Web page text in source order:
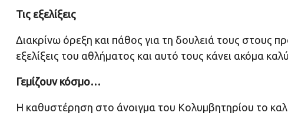
Τις εξελίξεις
Διακρίνω όρεξη και πάθος για τη δουλειά τους στους
εξελίξεις του αθλήματος και αυτό τους κάνει ακόμα
Γεμίζουν κόσμο…
Η καθυστέρηση στο άνοιγμα του Κολυμβητηρίου το